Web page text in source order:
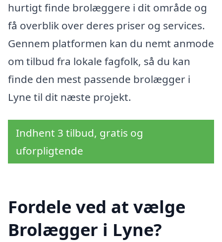
hurtigt finde brolæggere i dit område og
få overblik over deres priser og services.
Gennem platformen kan du nemt anmode
om tilbud fra lokale fagfolk, så du kan
finde den mest passende brolægger i
Lyne til dit næste projekt.
Indhent 3 tilbud, gratis og
uforpligtende
Fordele ved at vælge
Brolægger i Lyne?